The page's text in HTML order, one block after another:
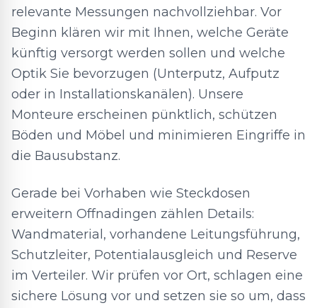
relevante Messungen nachvollziehbar. Vor
Beginn klären wir mit Ihnen, welche Geräte
künftig versorgt werden sollen und welche
Optik Sie bevorzugen (Unterputz, Aufputz
oder in Installationskanälen). Unsere
Monteure erscheinen pünktlich, schützen
Böden und Möbel und minimieren Eingriffe in
die Bausubstanz.
Gerade bei Vorhaben wie Steckdosen
erweitern Offnadingen zählen Details:
Wandmaterial, vorhandene Leitungsführung,
Schutzleiter, Potentialausgleich und Reserve
im Verteiler. Wir prüfen vor Ort, schlagen eine
sichere Lösung vor und setzen sie so um, dass